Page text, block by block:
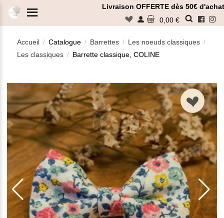
Livraison OFFERTE dès 50€
n 0,00 €
Accueil / Catalogue / Barrettes / Les noeuds classiques /
Les classiques / Barrette classique, COLINE
n
Panneau de gestion des cookies